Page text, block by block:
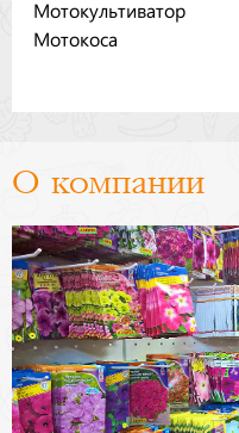
Мотокультиватор
Мотокоса
О компании